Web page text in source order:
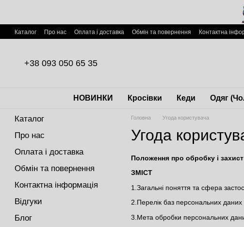
Каталог Про нас Оплата і доставка Обмін та повернення Контактна
+38 093 050 65 35
НОВИНКИ Кросівки Кеди Одяг
Головна Угода користувача
Угода
Положення про обробку і
ЗМІСТ
1.Загальні поняття та сфера
2.Перелік баз персональних даних
3.Мета обробки персональних
Каталог
Про нас
Оплата і доставка
Обмін та повернення
Контактна інформація
Відгуки
Блог